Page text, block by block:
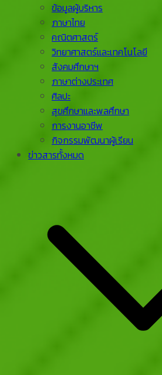
ข้อมูลผู้บริหาร
ภาษาไทย
คณิตศาสตร์
วิทยาศาสตร์และเทคโนโลยี
สังคมศึกษาฯ
ภาษาต่างประเทศ
ศิลปะ
สุขศึกษาและพลศึกษา
การงานอาชีพ
กิจกรรมพัฒนาผู้เรียน
ข่าวสารทั้งหมด